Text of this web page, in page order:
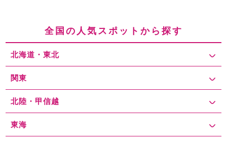
全国の人気スポットから探す
北海道・東北
関東
北陸・甲信越
東海